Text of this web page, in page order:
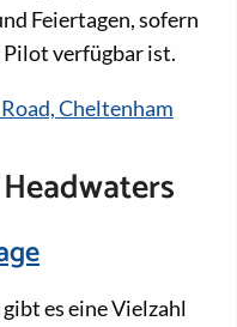
Feiertagen, sofern
Pilot verfügbar ist.
Cheltenham
es eine Vielzahl